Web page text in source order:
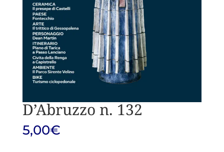
D’Abruzzo n. 132
5,00€